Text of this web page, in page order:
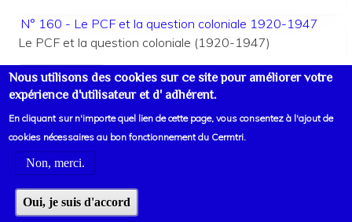
Nous utilisons des cookies sur ce site pour améliorer votre
expérience d'utilisateur et d' adhérent.
En cliquant sur n'importe quel lien de cette page, vous consentez à l'ajout de
cookies nécessaires au bon fonctionnement du Cermtri.
Non, merci.
Oui, je suis d'accord
N° 160 - Le PCF et la question coloniale 1920-1947
Le PCF et la question coloniale (1920-1947)
Pagination
Page 1
Page
suivante
››
Voir liens d'informations